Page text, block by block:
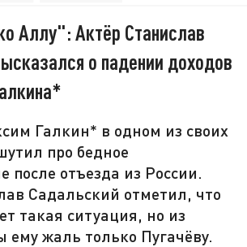
Аллу": Актёр Станислав
о падении доходов
Галкин* в одном из своих
про бедное
после отъезда из России.
Садальский отметил, что
такая ситуация, но из
ему жаль только Пугачёву.